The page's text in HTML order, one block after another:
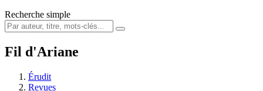
Recherche simple
Fil d'Ariane
Érudit
Revues